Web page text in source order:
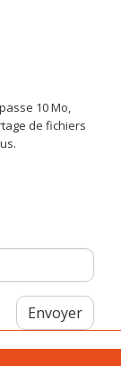
10 Mo,
de fichiers